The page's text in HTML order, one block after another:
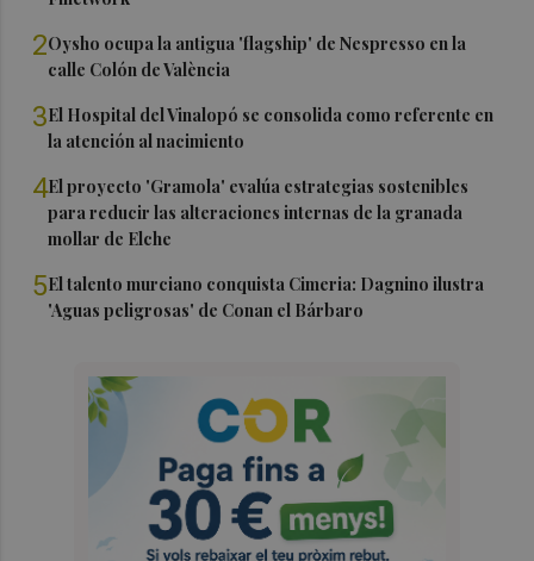
2Oysho ocupa la antigua 'flagship' de Nespresso en la
calle Colón de València
3El Hospital del Vinalopó se consolida como referente en
la atención al nacimiento
4El proyecto 'Gramola' evalúa estrategias sostenibles
para reducir las alteraciones internas de la granada
mollar de Elche
5El talento murciano conquista Cimeria: Dagnino ilustra
'Aguas peligrosas' de Conan el Bárbaro